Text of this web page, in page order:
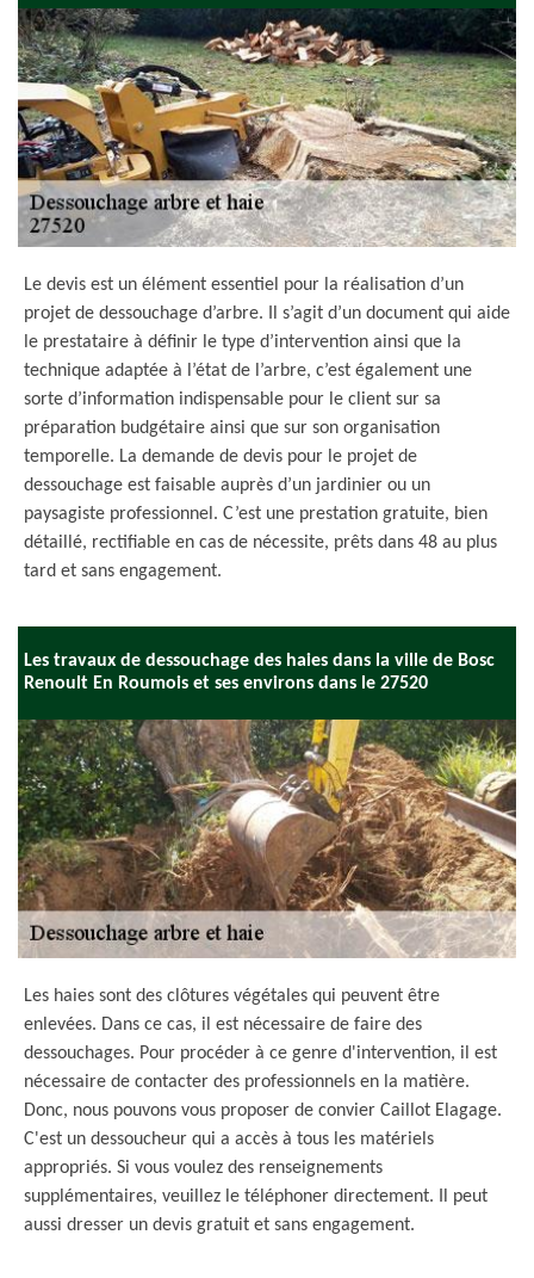
Le devis est un élément essentiel pour la réalisation d’un
projet de dessouchage d’arbre. Il s’agit d’un document qui aide
le prestataire à définir le type d’intervention ainsi que la
technique adaptée à l’état de l’arbre, c’est également une
sorte d’information indispensable pour le client sur sa
préparation budgétaire ainsi que sur son organisation
temporelle. La demande de devis pour le projet de
dessouchage est faisable auprès d’un jardinier ou un
paysagiste professionnel. C’est une prestation gratuite, bien
détaillé, rectifiable en cas de nécessite, prêts dans 48 au plus
tard et sans engagement.
Les travaux de dessouchage des haies dans la ville de Bosc
Renoult En Roumois et ses environs dans le 27520
Les haies sont des clôtures végétales qui peuvent être
enlevées. Dans ce cas, il est nécessaire de faire des
dessouchages. Pour procéder à ce genre d'intervention, il est
nécessaire de contacter des professionnels en la matière.
Donc, nous pouvons vous proposer de convier Caillot Elagage.
C'est un dessoucheur qui a accès à tous les matériels
appropriés. Si vous voulez des renseignements
supplémentaires, veuillez le téléphoner directement. Il peut
aussi dresser un devis gratuit et sans engagement.